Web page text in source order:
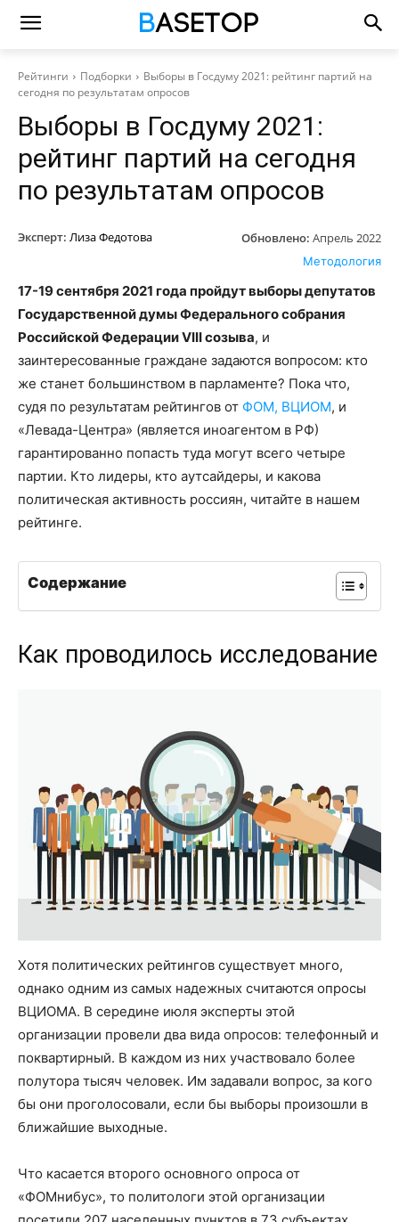
Рейтинги Подборки
Выборы в Госдуму 2021: рейтинг партий на
сегодня по результатам опросов
Выборы в Госдуму 2021:
рейтинг партий на сегодня
по результатам опросов
Эксперт: Лиза Федотова Обновлено: Апрель 2022
Методология
17-19 сентября 2021 года пройдут выборы депутатов
Государственной думы Федерального собрания
Российской Федерации VIII созыва, и
заинтересованные граждане задаются вопросом: кто
же станет большинством в парламенте? Пока что,
судя по результатам рейтингов от ФОМ, ВЦИОМ, и
«Левада-Центра» (является иноагентом в РФ)
гарантированно попасть туда могут всего четыре
партии. Кто лидеры, кто аутсайдеры, и какова
политическая активность россиян, читайте в нашем
рейтинге.
Содержание
Как проводилось исследование
Хотя политических рейтингов существует много,
однако одним из самых надежных считаются опросы
ВЦИОМА. В середине июля эксперты этой
организации провели два вида опросов: телефонный и
поквартирный. В каждом из них участвовало более
полутора тысяч человек. Им задавали вопрос, за кого
бы они проголосовали, если бы выборы произошли в
ближайшие выходные.
Что касается второго основного опроса от
«ФОМнибус», то политологи этой организации